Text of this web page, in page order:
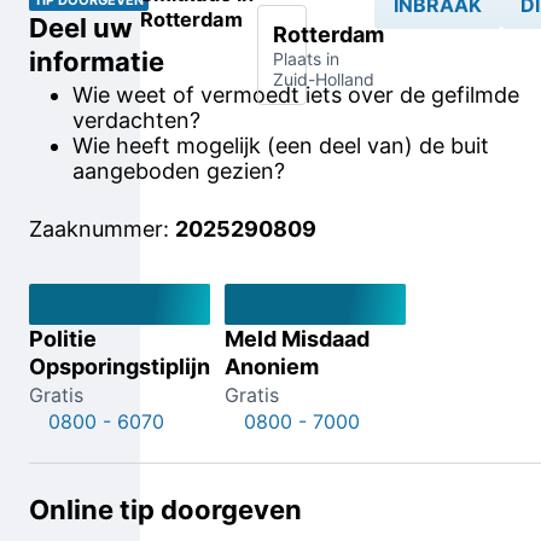
Deel uw
informatie
Wie weet of vermoedt iets over de gefilmde
verdachten?
Wie heeft mogelijk (een deel van) de buit
aangeboden gezien?
Zaaknummer: 2025290809
Politie
Opsporingstiplijn
Gratis
0800 - 6070
Meld Misdaad
Anoniem
Gratis
0800 - 7000
Online tip doorgeven
Rotterdam
Rotterdam
Plaats in
Zuid-Holland
INBRAAK